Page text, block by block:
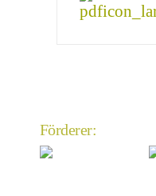
Förderer: